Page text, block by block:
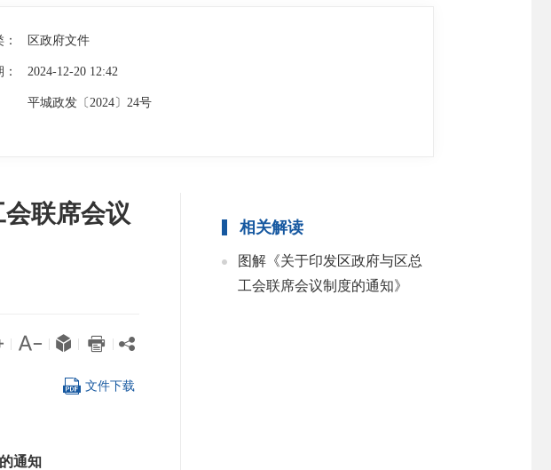
区政府文件
2024-12-20 12:42
平城政发〔2024〕24号
联席会议
   
 文件下载
通知
相关解读
图解《关于印发区政府与区总
工会联席会议制度的通知》